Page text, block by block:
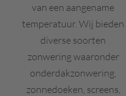
van een aangename
temperatuur. Wij bieden
diverse soorten
zonwering waaronder
onderdakzonwering,
zonnedoeken, screens,